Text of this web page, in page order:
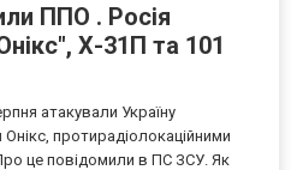
ППО . Росія
Х-31П та 101
атакували Україну
протирадіолокаційними
це повідомили в ПС ЗСУ. Як